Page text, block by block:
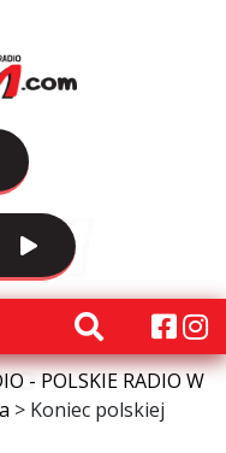
- POLSKIE RADIO W
> Koniec polskiej